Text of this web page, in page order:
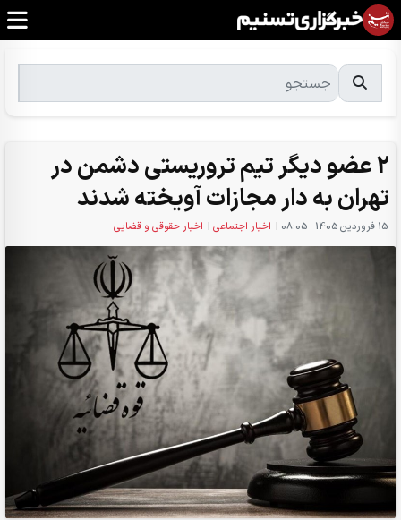
2 عضو دیگر تیم تروریستی دشمن در
تهران به دار مجازات آویخته شدند
15 فروردين 1405 - 08:05 | اخبار اجتماعی | اخبار حقوقی و قضایی